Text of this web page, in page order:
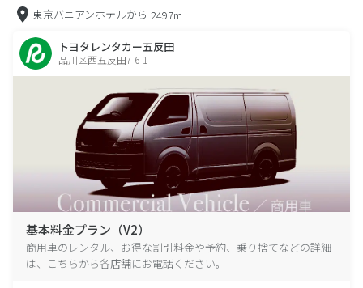
東京バニアンホテルから 2497m
トヨタレンタカー五反田
品川区西五反田7-6-1
基本料金プラン（V2）
商用車のレンタル、お得な割引料金や予約、乗り捨てなどの詳細
は、こちらから各店舗にお電話ください。